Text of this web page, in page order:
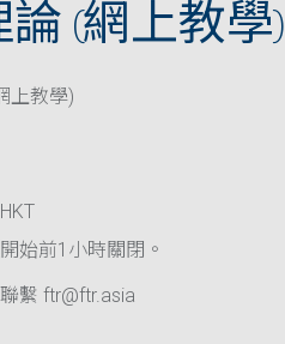
(網上教學)
上教學)
始前1小時關閉。
繫 ftr@ftr.asia